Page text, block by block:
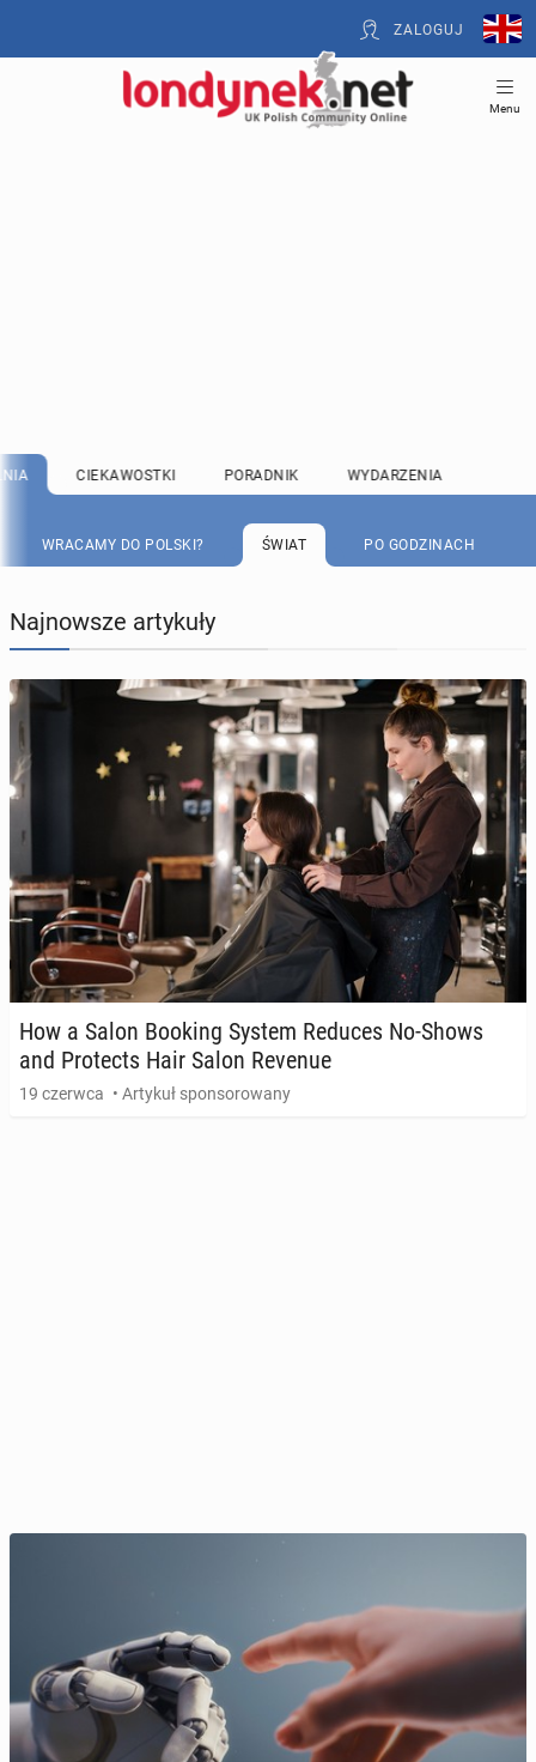
ZALOGUJ
Menu
CIEKAWOSTKI PORADNIK WYDARZENIA
WRACAMY DO POLSKI? ŚWIAT PO GODZINACH
Najnowsze artykuły
How a Salon Booking System Reduces No-Shows
and Pro­tects Hair Salon Revenue
19 czerwca • Artykuł sponsorowany